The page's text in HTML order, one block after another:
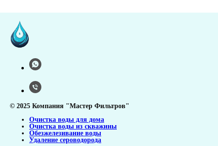
© 2025 Компания "Мастер Фильтров"
Очистка воды для дома
Очистка воды из скважины
Обезжелезивание воды
Удаление сероводорода